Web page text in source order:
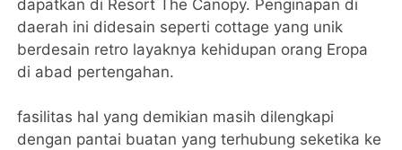
dapatkan di Resort The Canopy. Penginapan di
daerah ini didesain seperti cottage yang unik
berdesain retro layaknya kehidupan orang Eropa
di abad pertengahan.
fasilitas hal yang demikian masih dilengkapi
dengan pantai buatan yang terhubung seketika ke